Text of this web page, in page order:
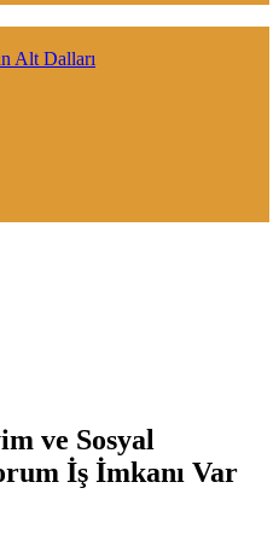
Alt Dalları
ve Sosyal
İş İmkanı Var